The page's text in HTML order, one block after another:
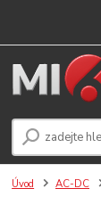
Úvod AC-DC